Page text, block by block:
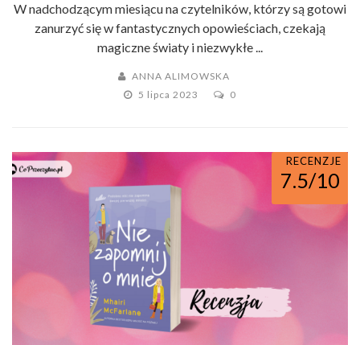
W nadchodzącym miesiącu na czytelników, którzy są gotowi
zanurzyć się w fantastycznych opowieściach, czekają
magiczne światy i niezwykłe ...
ANNA ALIMOWSKA
5 lipca 2023
0
RECENZJE
7.5/10